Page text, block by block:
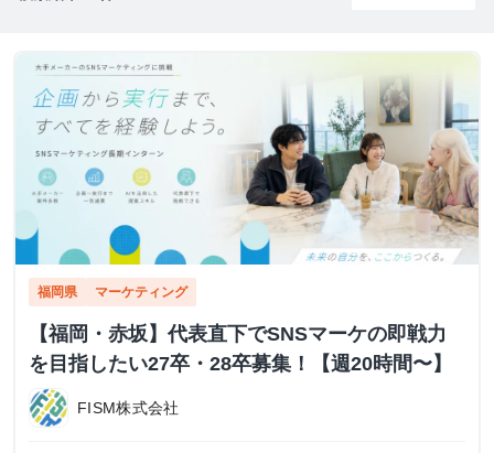
福岡県 マーケティング
【福岡・赤坂】代表直下でSNSマーケの即戦力
を目指したい27卒・28卒募集！【週20時間〜】
FISM株式会社